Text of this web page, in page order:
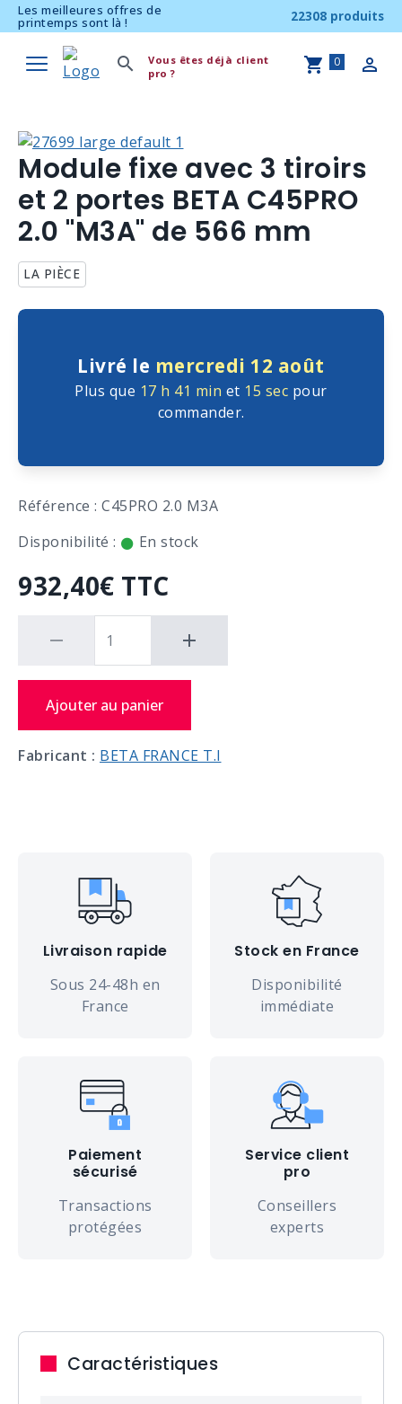
Les meilleures offres de
printemps sont là ! 22308 produits
Vous êtes déjà client
pro ?
0
Module fixe avec 3 tiroirs
et 2 portes BETA C45PRO
2.0 "M3A" de 566 mm
LA PIÈCE
Livré le mercredi 12 août
Plus que 17 h 41 min et 15 sec pour
commander.
Référence : C45PRO 2.0 M3A
Disponibilité :
En stock
932,40€ TTC
Ajouter au panier
Fabricant : BETA FRANCE T.I
Livraison rapide
Sous 24-48h en
France
Stock en France
Disponibilité
immédiate
Paiement
sécurisé
Transactions
protégées
Service client
pro
Conseillers
experts
Caractéristiques